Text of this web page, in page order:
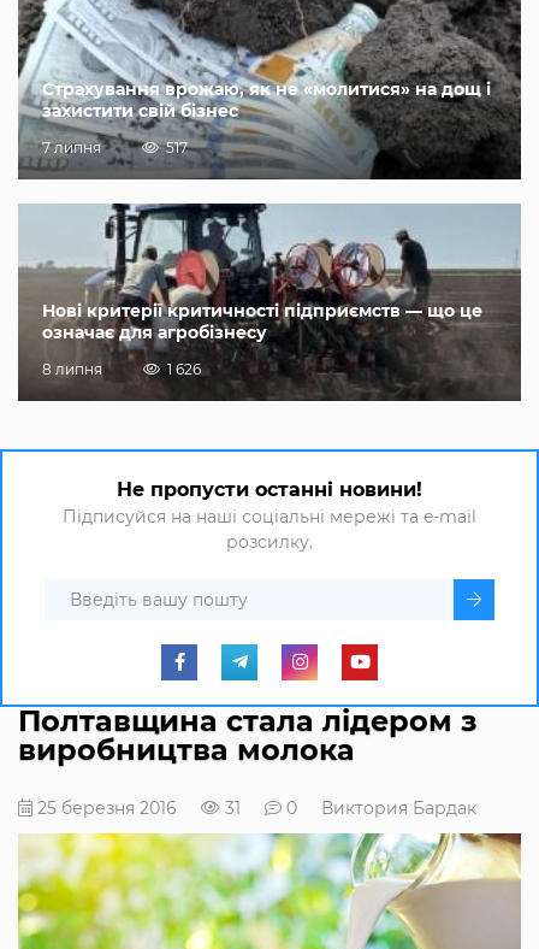
Страхування врожаю, як не «молитися» на дощ і
захистити свій бізнес
7 липня 517
Нові критерії критичності підприємств — що це
означає для агробізнесу
8 липня 1 626
Не пропусти останні новини!
Підписуйся на наші соціальні мережі та e-mail
розсилку.
Полтавщина стала лідером з
виробництва молока
25 березня 2016 31 0 Виктория Бардак